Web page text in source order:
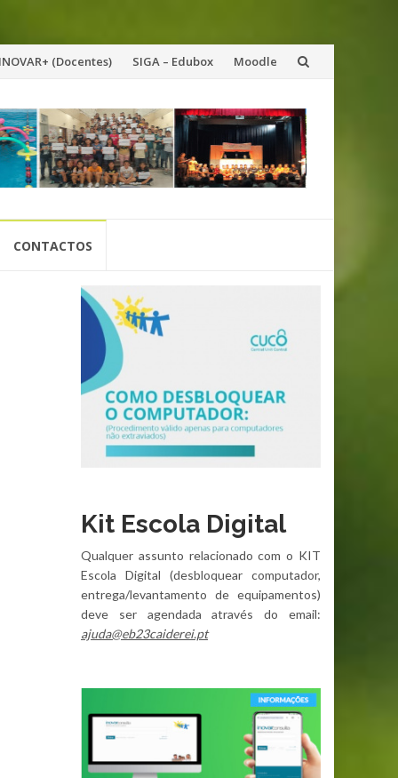
INOVAR+ (Docentes) SIGA – Edubox Moodle
CONTACTOS
Kit Escola Digital
Qualquer assunto relacionado com o KIT
Escola Digital (desbloquear computador,
entrega/levantamento de equipamentos)
deve ser agendada através do email:
ajuda@eb23caiderei.pt